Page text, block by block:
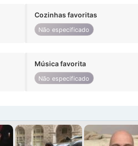
Cozinhas favoritas
Não especificado
Música favorita
Não especificado